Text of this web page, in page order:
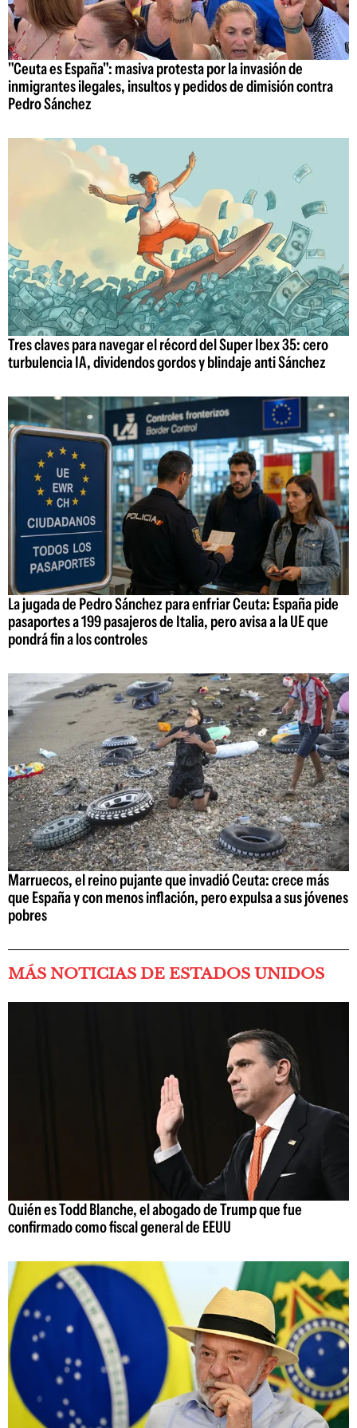
"Ceuta es España": masiva protesta por la invasión de
inmigrantes ilegales, insultos y pedidos de dimisión contra
Pedro Sánchez
Tres claves para navegar el récord del Super Ibex 35: cero
turbulencia IA, dividendos gordos y blindaje anti Sánchez
La jugada de Pedro Sánchez para enfriar Ceuta: España pide
pasaportes a 199 pasajeros de Italia, pero avisa a la UE que
pondrá fin a los controles
Marruecos, el reino pujante que invadió Ceuta: crece más
que España y con menos inflación, pero expulsa a sus jóvenes
pobres
MÁS NOTICIAS DE ESTADOS UNIDOS
Quién es Todd Blanche, el abogado de Trump que fue
confirmado como fiscal general de EEUU